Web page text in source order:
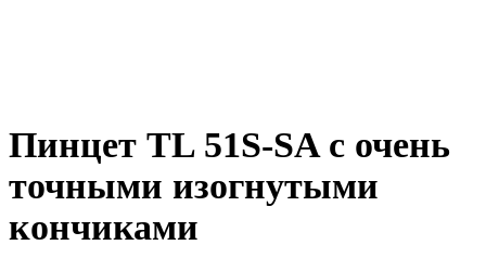
Пинцет TL 51S-SA с очень
точными изогнутыми
кончиками